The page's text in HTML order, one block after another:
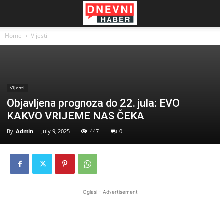
Home Vijesti
Vijesti
Objavljena prognoza do 22. jula: EVO
KAKVO VRIJEME NAS ČEKA
By Admin - July 9, 2025 447 0
Oglasi - Advertisement